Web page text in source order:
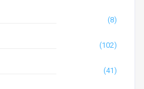
(8)
(102)
(41)